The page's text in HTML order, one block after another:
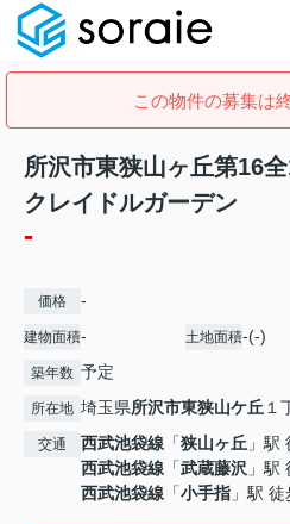
この物件の募集は
所沢市東狭山ヶ丘第16
クレイドルガーデン
-
価格 -
建物面積- 土地面積-(-)
築年数 予定
所在地 埼玉県所沢市東狭山ケ丘 １
交通 西武池袋線 「狭山ヶ丘 」駅
西武池袋線 「武蔵藤沢 」駅
西武池袋線 「小手指 」駅